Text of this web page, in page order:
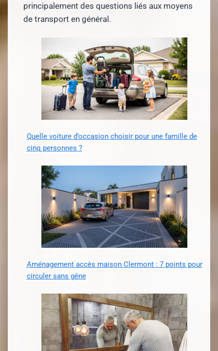
principalement des questions liés aux moyens
de transport en général.
Quelle voiture d’occasion choisir pour une famille de
cinq personnes ?
Aménagement accès maison Clermont : 7 points pour
circuler sans gêne